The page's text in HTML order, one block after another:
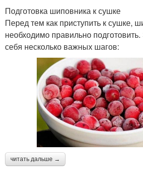
Подготовка шиповника к сушке
Перед тем как приступить к сушке,
необходимо правильно
себя несколько важных шагов:
читать дальше →